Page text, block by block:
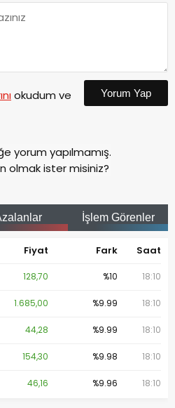
okudum ve
Yorum Yap
yorum yapılmamış.
olmak ister misiniz?
İşlem Görenler
Fiyat Fark Saat
128,70 %10 18:10
1.685,00 %9.99 18:10
44,28 %9.99 18:10
154,30 %9.98 18:10
46,16 %9.96 18:10